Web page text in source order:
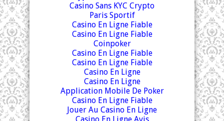
Casino Sans KYC Crypto
Paris Sportif
Casino En Ligne Fiable
Casino En Ligne Fiable
Coinpoker
Casino En Ligne Fiable
Casino En Ligne Fiable
Casino En Ligne
Casino En Ligne
Application Mobile De Poker
Casino En Ligne Fiable
Jouer Au Casino En Ligne